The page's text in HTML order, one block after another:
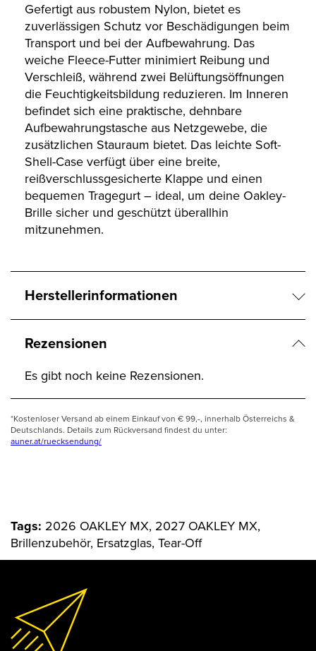
Gefertigt aus robustem Nylon, bietet es
zuverlässigen Schutz vor Beschädigungen beim
Transport und bei der Aufbewahrung. Das
weiche Fleece-Futter minimiert Reibung und
Verschleiß, während zwei Belüftungsöffnungen
die Feuchtigkeitsbildung reduzieren. Im Inneren
befindet sich eine praktische, dehnbare
Aufbewahrungstasche aus Netzgewebe, die
zusätzlichen Stauraum bietet. Das leichte Soft-
Shell-Case verfügt über eine breite,
reißverschlussgesicherte Klappe und einen
bequemen Tragegurt – ideal, um deine Oakley-
Brille sicher und geschützt überallhin
mitzunehmen.
Herstellerinformationen
Rezensionen
Es gibt noch keine Rezensionen.
*Kostenloser Versand ab einem Einkauf von € 99,-, innerhalb Österreichs &
Deutschlands. Details zum Rückversand findest du unter:
auner.at/ruecksendung/
Tags: 2026 OAKLEY MX, 2027 OAKLEY MX,
Brillenzubehör, Ersatzglas, Tear-Off